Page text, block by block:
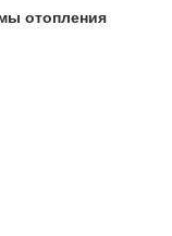
отопления